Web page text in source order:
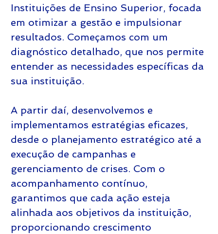
Instituições de Ensino Superior, focada
em otimizar a gestão e impulsionar
resultados. Começamos com um
diagnóstico detalhado, que nos permite
entender as necessidades específicas da
sua instituição.
A partir daí, desenvolvemos e
implementamos estratégias eficazes,
desde o planejamento estratégico até a
execução de campanhas e
gerenciamento de crises. Com o
acompanhamento contínuo,
garantimos que cada ação esteja
alinhada aos objetivos da instituição,
proporcionando crescimento